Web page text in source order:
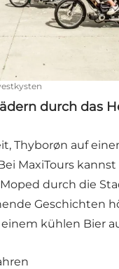
durch das
Thyborøn auf
MaxiTours
durch die
Geschichten
kühlen Bier